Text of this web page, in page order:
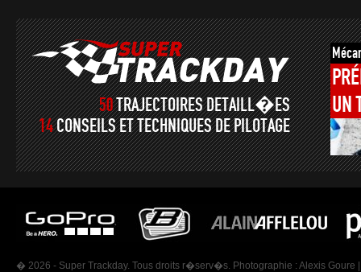
50TRAJECTOIRES DETAILL�ES
14CONSEILS ET TECHNIQUES DE PILOTAGE
UN
� 2026 - Super Trackday. Tous droits r�serv�s. Photographie : Alexis Goure